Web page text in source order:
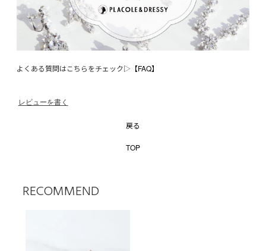
よくある質問はこちらをチェック▷ 【FAQ】
レビューを書く
戻る
TOP
RECOMMEND